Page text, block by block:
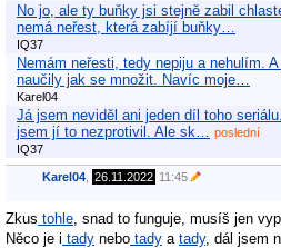
No jo, ale ty buňky jsi stejně zabil
nemá neřest, která zabíjí buňky…
IQ37
Nemám neřesti, tedy nepiju a nehulím.
naučily jak se množit. Navíc moje…
Karel04
Já jsem neviděl ani jeden díl toho
jsem jí to nezprotivil. Ale sk…
poslední
IQ37
Karel04 26.11.2022 11:45
Zkus tohle , snad to funguje, musíš jen
Něco je i tady nebo tady a tady, dál jsem